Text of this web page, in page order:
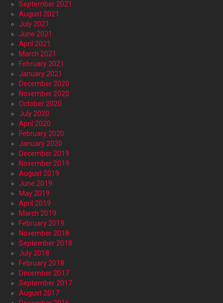
September 2021
August 2021
July 2021
June 2021
April 2021
March 2021
February 2021
January 2021
December 2020
November 2020
October 2020
July 2020
April 2020
February 2020
January 2020
December 2019
November 2019
August 2019
June 2019
May 2019
April 2019
March 2019
February 2019
November 2018
September 2018
July 2018
February 2018
December 2017
September 2017
August 2017